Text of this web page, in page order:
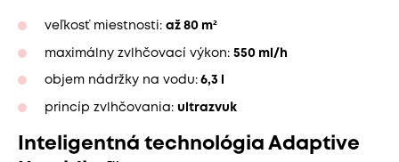
veľkosť miestnosti: až 80 m²
maximálny zvlhčovací výkon: 550 ml/h
objem nádržky na vodu: 6,3 l
princíp zvlhčovania: ultrazvuk
Inteligentná technológia Adaptive